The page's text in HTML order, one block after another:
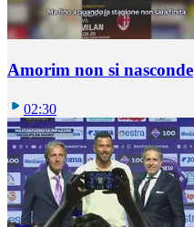
Amorim non si nasconde
02:30